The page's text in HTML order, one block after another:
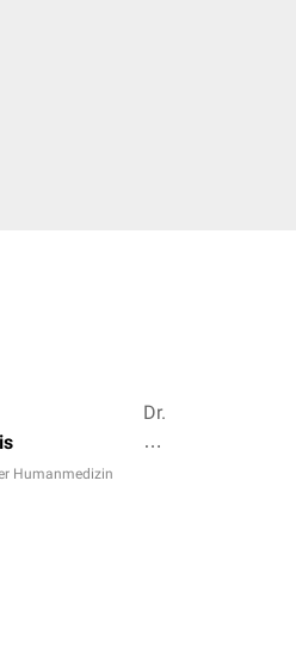
Humanmedizin
Dr.
Frank